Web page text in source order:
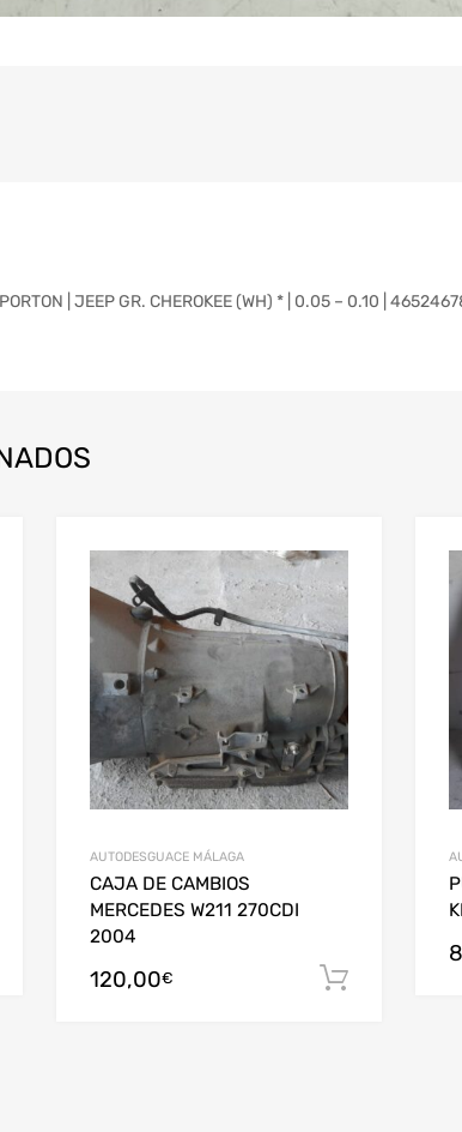
| JEEP GR. CHEROKEE (WH) * | 0.05 – 0.10 |
AUTODESGUACE MÁLAGA
CAJA DE CAMBIOS
MERCEDES W211 270CDI
2004
120,00€